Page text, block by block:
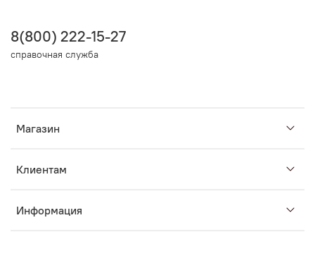
Магазин
Клиентам
Информация
8(800) 222-15-27
справочная служба